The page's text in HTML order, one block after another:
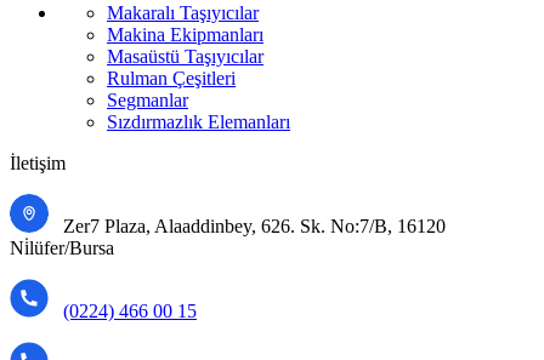
Makaralı Taşıyıcılar
Makina Ekipmanları
Masaüstü Taşıyıcılar
Rulman Çeşitleri
Segmanlar
Sızdırmazlık Elemanları
İletişim
Zer7 Plaza, Alaaddinbey, 626. Sk. No:7/B, 16120
Ni̇lüfer/Bursa
(0224) 466 00 15